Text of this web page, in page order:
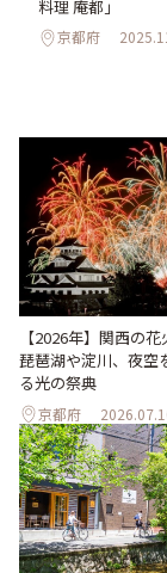
料理 庵都」
京都府
【2026年】関西の花
琵琶湖や淀川、夜空
る光の祭典
京都府